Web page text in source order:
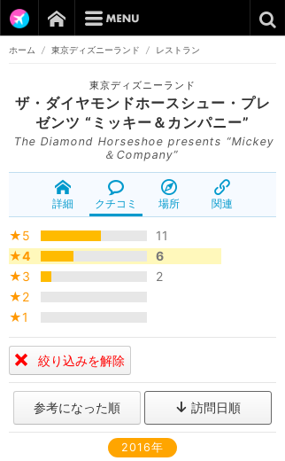
ホーム / 東京ディズニーランド / レストラン
東京ディズニーランド
ザ・ダイヤモンドホースシュー・プレ
ゼンツ “ミッキー＆カンパニー”
The Diamond Horseshoe presents “Mickey
＆Company”
詳細 クチコミ 場所 関連
★5
11
★4
6
★3
2
★2
★1
絞り込みを解除
参考になった順 訪問日順
2016年